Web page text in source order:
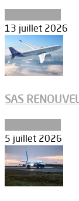
13 juillet 2026
SAS
5 juillet 2026